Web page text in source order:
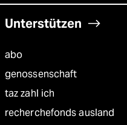
Unterstützen
abo
genossenschaft
taz zahl ich
recherchefonds ausland